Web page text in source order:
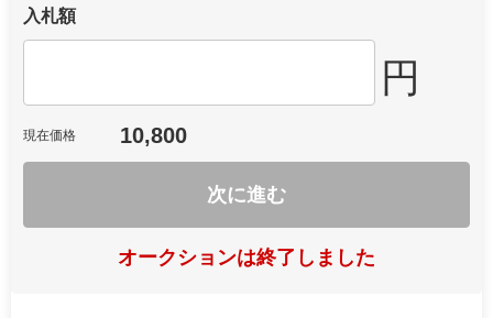
入札額
円
現在価格 10,800
次に進む
オークションは終了しました